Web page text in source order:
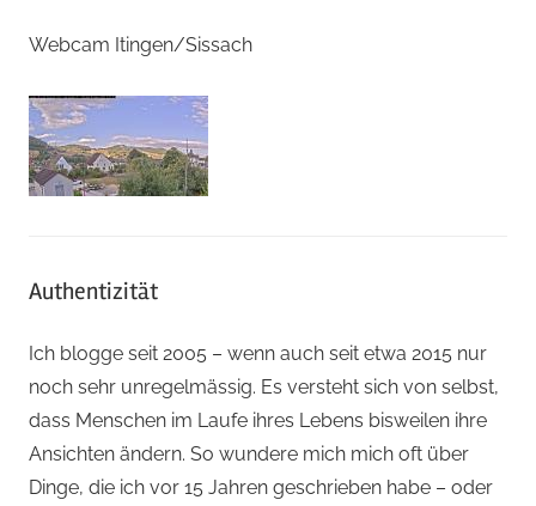
Webcam Itingen/Sissach
Authentizität
Ich blogge seit 2005 – wenn auch seit etwa 2015 nur
noch sehr unregelmässig. Es versteht sich von selbst,
dass Menschen im Laufe ihres Lebens bisweilen ihre
Ansichten ändern. So wundere mich mich oft über
Dinge, die ich vor 15 Jahren geschrieben habe – oder